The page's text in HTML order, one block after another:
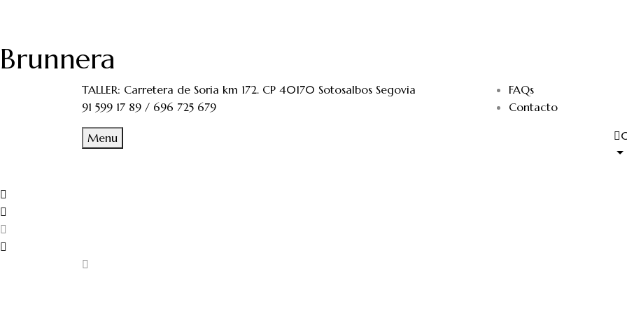
Brunnera
TALLER: Carretera de Soria km 172. CP 40170 Sotosalbos Segovia
91 599 17 89 / 696 725 679
FAQs
Contacto
Menu